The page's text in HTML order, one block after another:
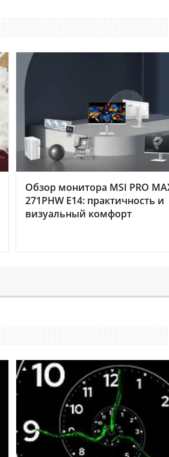
Обзор монитора MSI PRO
271PHW E14: практичность и
визуальный комфорт